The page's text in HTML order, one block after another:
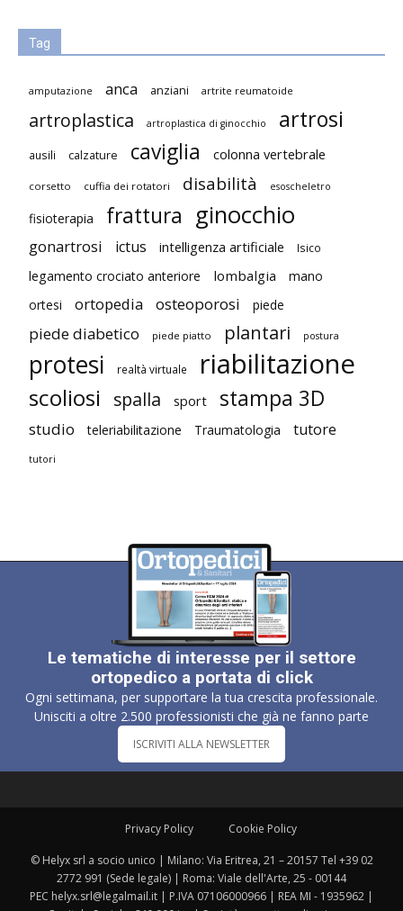
Tag
amputazione anca anziani artrite reumatoide
artroplastica artroplastica di ginocchio artrosi
ausili calzature caviglia colonna vertebrale
corsetto cuffia dei rotatori disabilità esoscheletro
fisioterapia frattura ginocchio
gonartrosi ictus intelligenza artificiale Isico
legamento crociato anteriore lombalgia
mano
ortesi
ortopedia osteoporosi piede
piede diabetico piede piatto plantari postura
protesi realtà virtuale riabilitazione
scoliosi spalla sport stampa 3D
studio teleriabilitazione Traumatologia tutore
tutori
Le tematiche di interesse per il settore
ortopedico a portata di click
Ogni settimana, per supportare la tua crescita professionale.
Unisciti a oltre 2.500 professionisti che già ne fanno parte
ISCRIVITI ALLA NEWSLETTER
Privacy Policy Cookie Policy
© Helyx srl a socio unico | Milano: Via Eritrea, 21 – 20157 Tel +39 02
2772 991 (Sede legale) | Roma: Viale dell'Arte, 25 - 00144
PEC helyx.srl@legalmail.it | P.IVA 07106000966 | REA MI - 1935962 |